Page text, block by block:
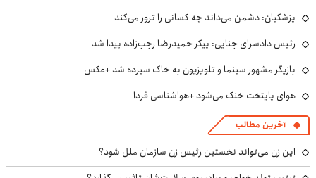
پزشکیان: دشمن می‌داند چه کسانی را ترور می‌کند
رئیس دادسرای جنایی: پیکر حمیدرضا رجب‌زاده پیدا شد
بازیگر مشهور سینما و تلویزیون به خاک سپرده شد +عکس
هوای پایتخت خنک می‌شود +هواشناسی فردا
آخرین مطالب
این زن می‌تواند نخستین رئیس زن سازمان ملل شود؟